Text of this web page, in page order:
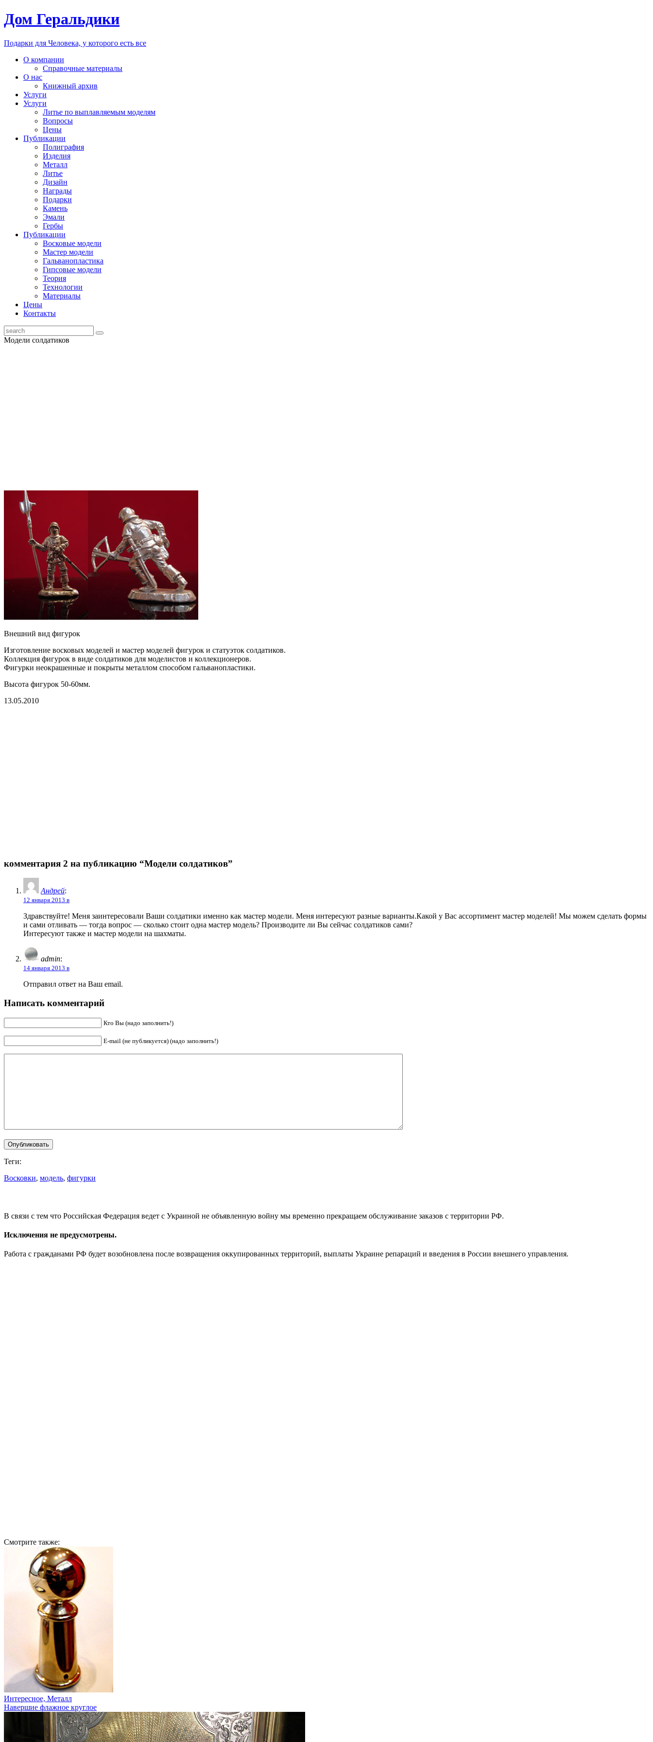
Дом Геральдики
Подарки для Человека, у которого есть все
О компании
Справочные материалы
О нас
Книжный архив
Услуги
Услуги
Литье по выплавляемым моделям
Вопросы
Цены
Публикации
Полиграфия
Изделия
Металл
Литье
Дизайн
Награды
Подарки
Камень
Эмали
Гербы
Публикации
Восковые модели
Мастер модели
Гальванопластика
Гипсовые модели
Теория
Технологии
Материалы
Цены
Контакты
Модели солдатиков
Внешний вид фигурок
Изготовление восковых моделей и мастер моделей фигурок и статуэток солдатиков.
Коллекция фигурок в виде солдатиков для моделистов и коллекционеров.
Фигурки неокрашенные и покрыты металлом способом гальванопластики.
Высота фигурок 50-60мм.
13.05.2010
комментария 2 на публикацию “Модели солдатиков”
Андрей:
12 января 2013 в
Здравствуйте! Меня заинтересовали Ваши солдатики именно как мастер модели. Меня интересуют разные варианты.Какой у Вас ассортимент мастер моделей! Мы можем сделать формы
и сами отливать — тогда вопрос — сколько стоит одна мастер модель? Производите ли Вы сейчас солдатиков сами?
Интересуют также и мастер модели на шахматы.
admin:
14 января 2013 в
Отправил ответ на Ваш email.
Написать комментарий
Кто Вы (надо заполнить!)
E-mail (не публикуется) (надо заполнить!)
Теги:
Восковки, модель, фигурки
В связи с тем что Российская Федерация ведет с Украиной не объявленную войну мы временно прекращаем обслуживание заказов с территории РФ.
Исключения не предусмотрены.
Работа с гражданами РФ будет возобновлена после возвращения оккупированных территорий, выплаты Украине репараций и введения в России внешнего управления.
Смотрите также:
Интересное, Металл
Навершие флажное круглое